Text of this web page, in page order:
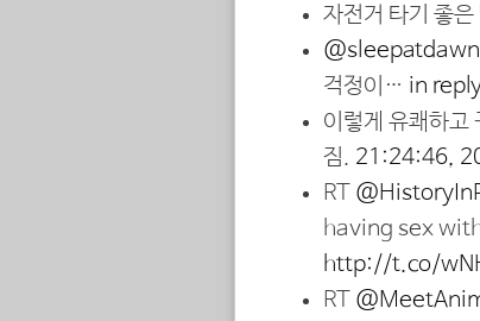
자전거 타기 좋은
걱정이… in
이렇게 유쾌하고
짐. 21:24:46,
RT
having sex
http://t.co/
RT